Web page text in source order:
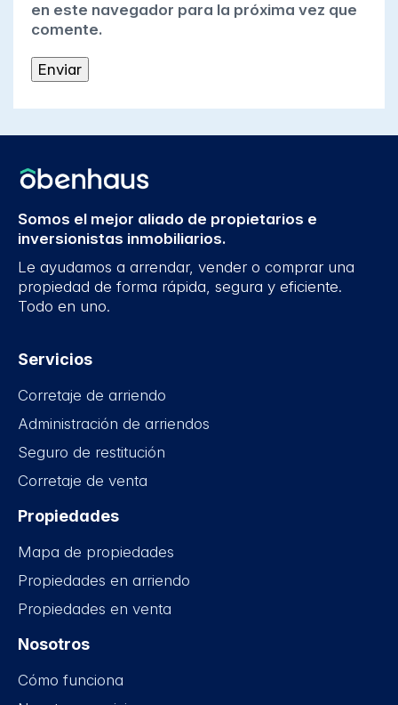
en este navegador para la próxima vez que
comente.
Somos el mejor aliado de propietarios e
inversionistas inmobiliarios.
Le ayudamos a arrendar, vender o comprar una
propiedad de forma rápida, segura y eficiente.
Todo en uno.
Servicios
Corretaje de arriendo
Administración de arriendos
Seguro de restitución
Corretaje de venta
Propiedades
Mapa de propiedades
Propiedades en arriendo
Propiedades en venta
Nosotros
Cómo funciona